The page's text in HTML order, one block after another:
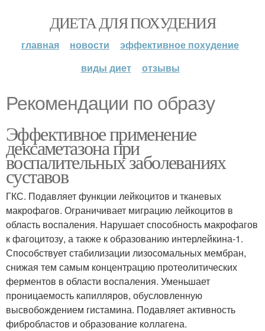
ДИЕТА ДЛЯ ПОХУДЕНИЯ
главная новости
эффективное похудение
виды диет
отзывы
Рекомендации по образу
Эффективное применение
дексаметазона при
воспалительных заболеваниях
суставов
ГКС. Подавляет функции лейкоцитов и тканевых
макрофагов. Ограничивает миграцию лейкоцитов в
область воспаления. Нарушает способность макрофагов
к фагоцитозу, а также к образованию интерлейкина-1.
Способствует стабилизации лизосомальных мембран,
снижая тем самым концентрацию протеолитических
ферментов в области воспаления. Уменьшает
проницаемость капилляров, обусловленную
высвобождением гистамина. Подавляет активность
фибробластов и образование коллагена.